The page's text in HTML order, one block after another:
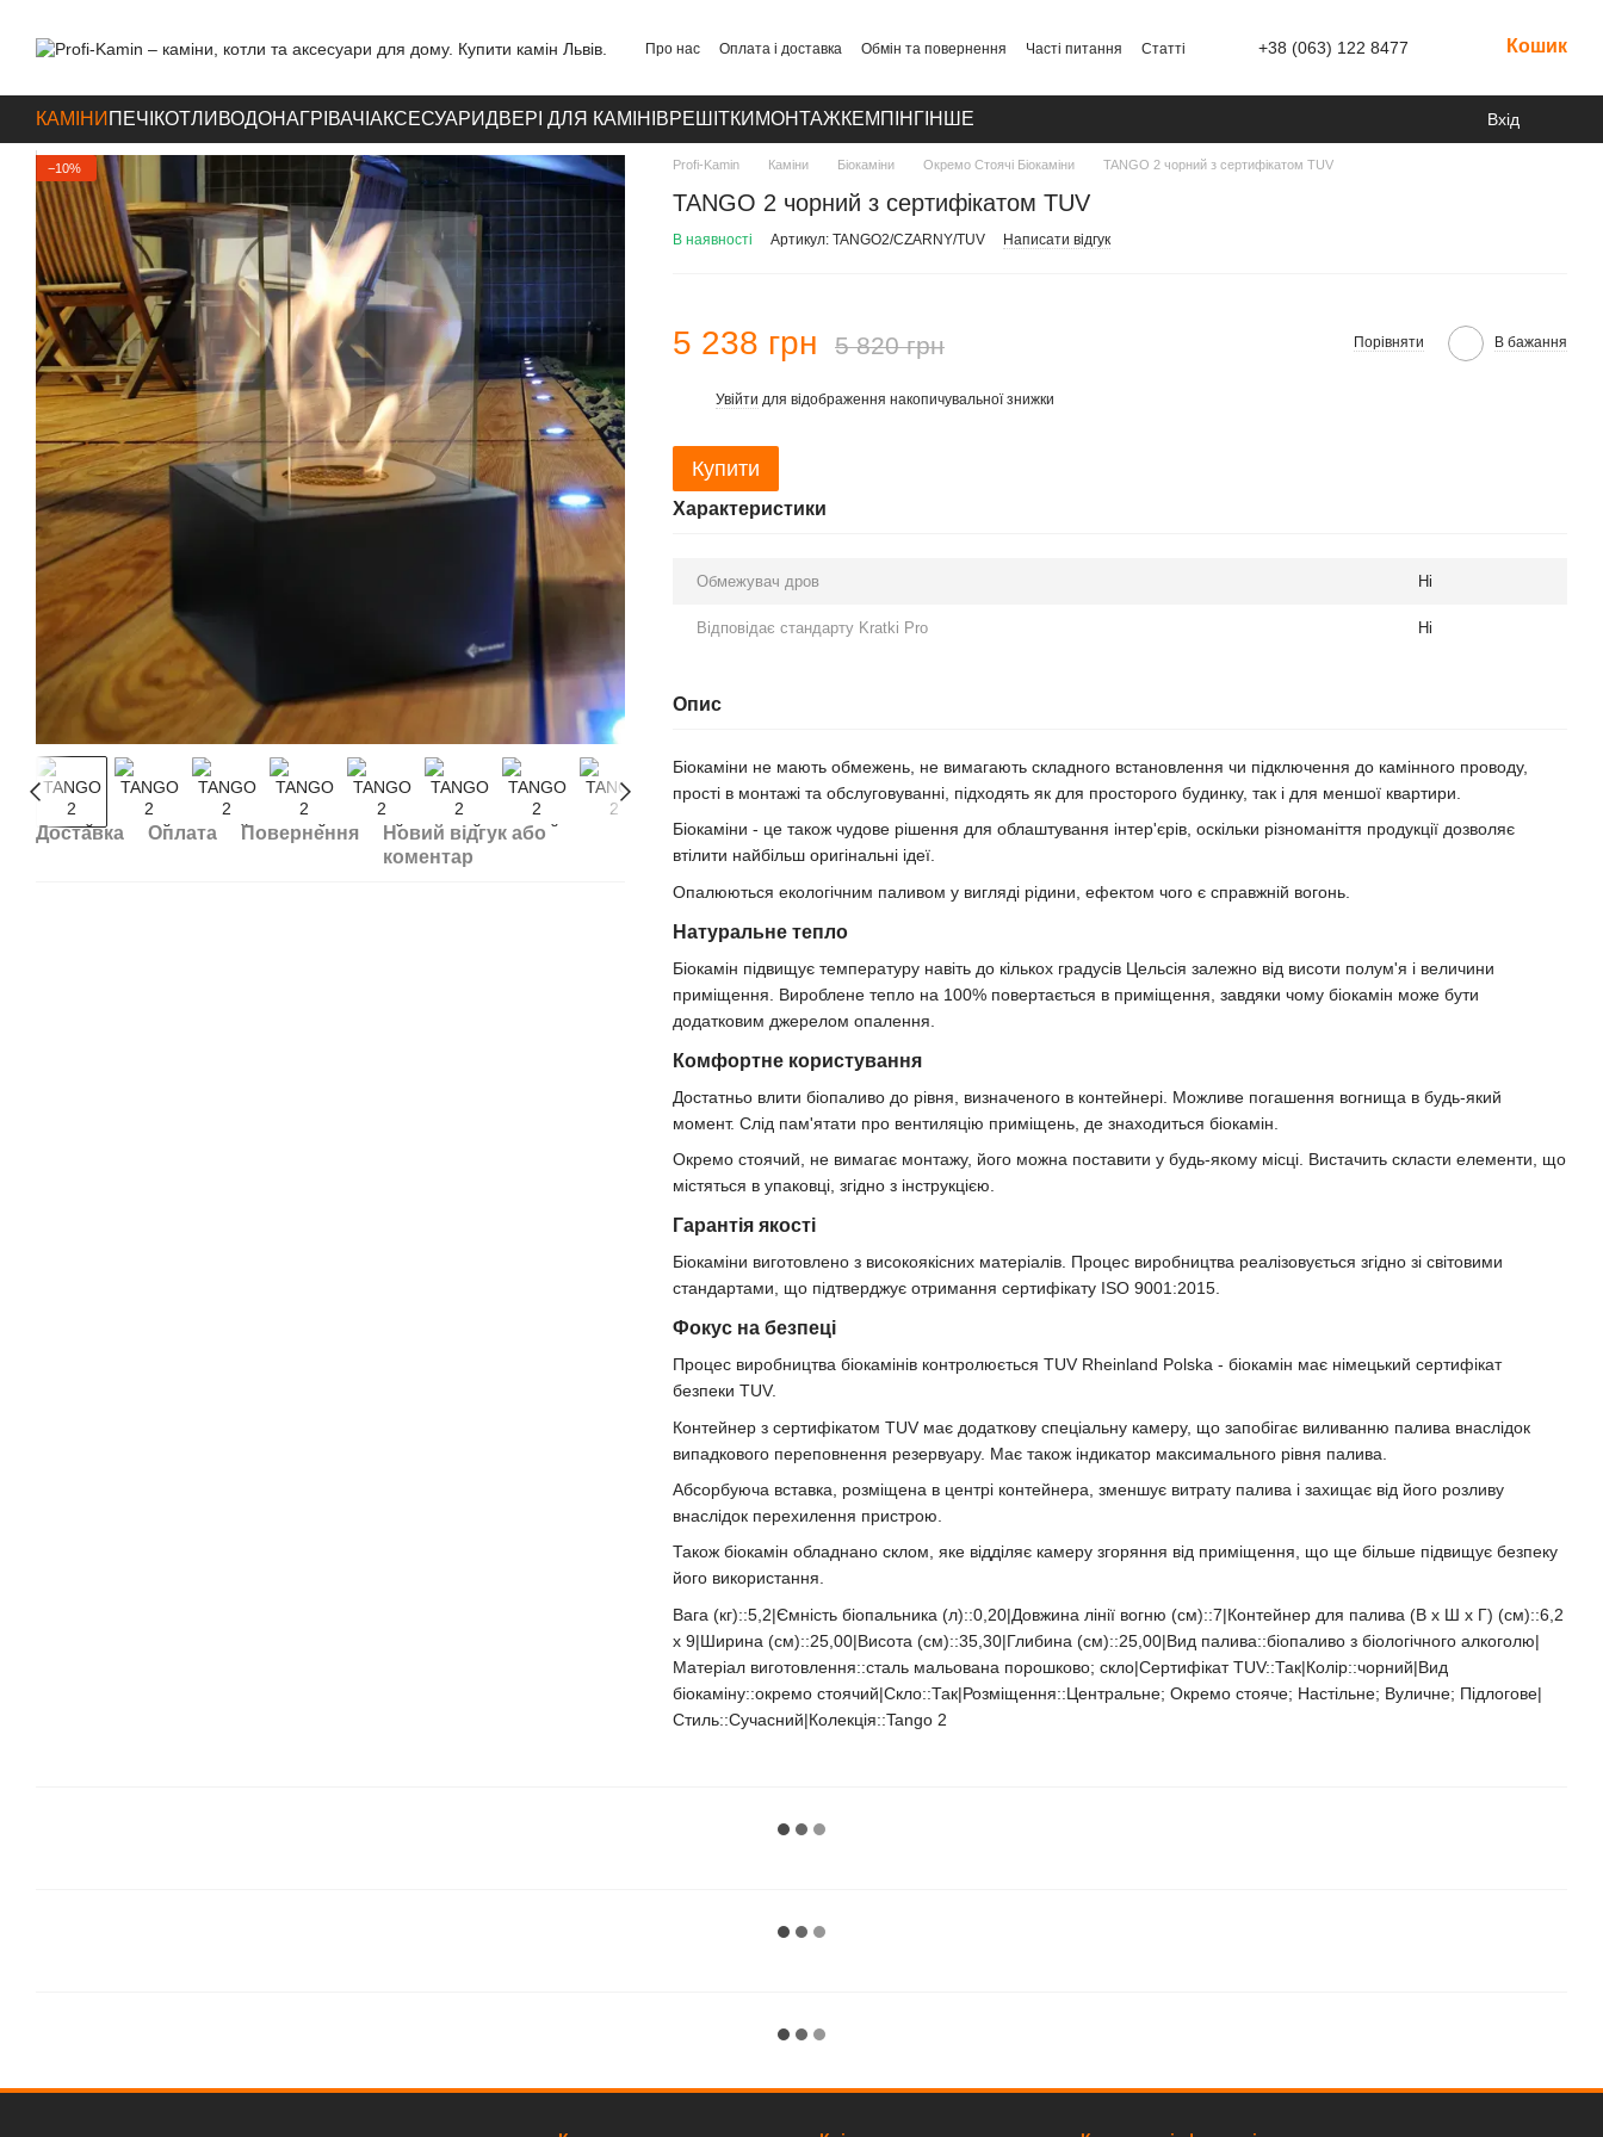
Про нас Оплата і доставка Обмін та повернення Часті питання
Статті
+38 (063) 122 8477 Кошик
КАМІНИ ПЕЧІ КОТЛИ ВОДОНАГРІВАЧІ АКСЕСУАРИДВЕРІ ДЛЯ КАМІНІВРЕШІТКИ МОНТАЖКЕМПІНГ ІНШЕ Вхід
−10%
Доставка Оплата Повернення
Новий відгук або
коментар
Profi-Kamin Каміни Біокаміни Окремо Стоячі Біокаміни TANGO 2 чорний з сертифікатом TUV
TANGO 2 чорний з сертифікатом TUV
В наявності Артикул: TANGO2/CZARNY/TUV Написати відгук
5 238 грн 5 820 грн Порівняти В бажання
Увійти для відображення накопичувальної знижки
Купити
Характеристики
Обмежувач дров Ні
Відповідає стандарту Kratki Pro Ні
Опис
Біокаміни не мають обмежень, не вимагають складного встановлення чи підключення до камінного проводу,
прості в монтажі та обслуговуванні, підходять як для просторого будинку, так і для меншої квартири.
Біокаміни - це також чудове рішення для облаштування інтер'єрів, оскільки різноманіття продукції дозволяє
втілити найбільш оригінальні ідеї.
Опалюються екологічним паливом у вигляді рідини, ефектом чого є справжній вогонь.
Натуральне тепло
Біокамін підвищує температуру навіть до кількох градусів Цельсія залежно від висоти полум'я і величини
приміщення. Вироблене тепло на 100% повертається в приміщення, завдяки чому біокамін може бути
додатковим джерелом опалення.
Комфортне користування
Достатньо влити біопаливо до рівня, визначеного в контейнері. Можливе погашення вогнища в будь-який
момент. Слід пам'ятати про вентиляцію приміщень, де знаходиться біокамін.
Окремо стоячий, не вимагає монтажу, його можна поставити у будь-якому місці. Вистачить скласти елементи, що
містяться в упаковці, згідно з інструкцією.
Гарантія якості
Біокаміни виготовлено з високоякісних матеріалів. Процес виробництва реалізовується згідно зі світовими
стандартами, що підтверджує отримання сертифікату ISO 9001:2015.
Фокус на безпеці
Процес виробництва біокамінів контролюється TUV Rheinland Polska - біокамін має німецький сертифікат
безпеки TUV.
Контейнер з сертифікатом TUV має додаткову спеціальну камеру, що запобігає виливанню палива внаслідок
випадкового переповнення резервуару. Має також індикатор максимального рівня палива.
Абсорбуюча вставка, розміщена в центрі контейнера, зменшує витрату палива і захищає від його розливу
внаслідок перехилення пристрою.
Також біокамін обладнано склом, яке відділяє камеру згоряння від приміщення, що ще більше підвищує безпеку
його використання.
Вага (кг)::5,2|Ємність біопальника (л)::0,20|Довжина лінії вогню (см)::7|Контейнер для палива (В x Ш x Г) (см)::6,2
x 9|Ширина (см)::25,00|Висота (см)::35,30|Глибина (см)::25,00|Вид палива::біопаливо з біологічного алкоголю|
Матеріал виготовлення::сталь мальована порошково; скло|Сертифікат TUV::Так|Колір::чорний|Вид
біокаміну::окремо стоячий|Скло::Так|Розміщення::Центральне; Окремо стояче; Настільне; Вуличне; Підлогове|
Стиль::Cучасний|Колекція::Tango 2